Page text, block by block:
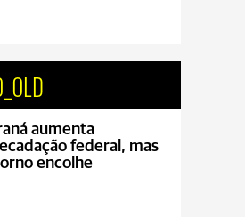
aumenta
federal, mas
encolhe